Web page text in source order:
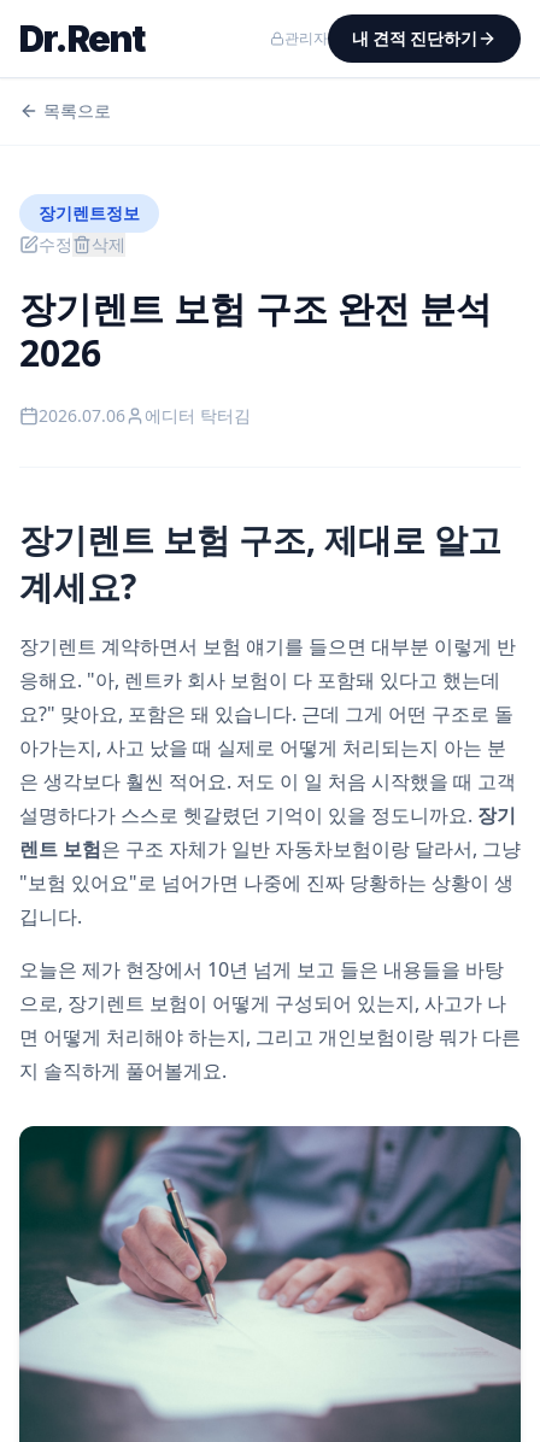
Dr.Rent 관리자 내 견적 진단하기
목록으로
장기렌트정보
수정
삭제
장기렌트 보험 구조 완전 분석
2026
2026.07.06 에디터 탁터김
장기렌트 보험 구조, 제대로 알고
계세요?
장기렌트 계약하면서 보험 얘기를 들으면 대부분 이렇게 반
응해요. "아, 렌트카 회사 보험이 다 포함돼 있다고 했는데
요?" 맞아요, 포함은 돼 있습니다. 근데 그게 어떤 구조로 돌
아가는지, 사고 났을 때 실제로 어떻게 처리되는지 아는 분
은 생각보다 훨씬 적어요. 저도 이 일 처음 시작했을 때 고객
설명하다가 스스로 헷갈렸던 기억이 있을 정도니까요. 장기
렌트 보험은 구조 자체가 일반 자동차보험이랑 달라서, 그냥
"보험 있어요"로 넘어가면 나중에 진짜 당황하는 상황이 생
깁니다.
오늘은 제가 현장에서 10년 넘게 보고 들은 내용들을 바탕
으로, 장기렌트 보험이 어떻게 구성되어 있는지, 사고가 나
면 어떻게 처리해야 하는지, 그리고 개인보험이랑 뭐가 다른
지 솔직하게 풀어볼게요.